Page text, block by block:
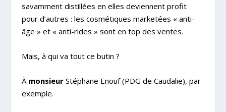
savamment distillées en elles deviennent profit
pour d’autres : les cosmétiques marketées « anti-
âge » et « anti-rides » sont en top des ventes.
Mais, à qui va tout ce butin ?
À monsieurStéphane Enouf (PDG de Caudalie), par
exemple.